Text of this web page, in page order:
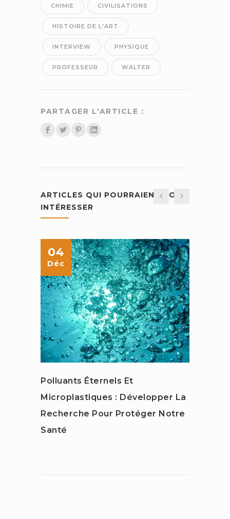
CHIMIE CIVILISATIONS
HISTOIRE DE L'ART
INTERVIEW PHYSIQUE
PROFESSEUR WALTER
PARTAGER L'ARTICLE :
ARTICLES QUI POURRAIENT VOUS
INTÉRESSER
04
Déc
Polluants Éternels Et
Microplastiques : Développer La
Recherche Pour Protéger Notre
Santé